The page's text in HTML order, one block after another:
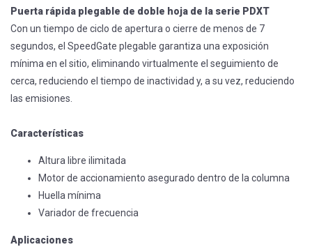
Puerta rápida plegable de doble hoja de la serie PDXT
Con un tiempo de ciclo de apertura o cierre de menos de 7
segundos, el SpeedGate plegable garantiza una exposición
mínima en el sitio, eliminando virtualmente el seguimiento de
cerca, reduciendo el tiempo de inactividad y, a su vez, reduciendo
las emisiones.
Características
Altura libre ilimitada
Motor de accionamiento asegurado dentro de la columna
Huella mínima
Variador de frecuencia
Aplicaciones